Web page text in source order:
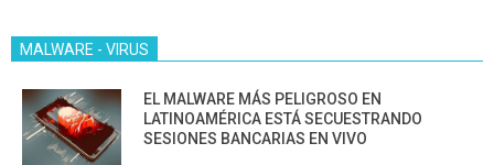
MALWARE - VIRUS
EL MALWARE MÁS PELIGROSO EN
LATINOAMÉRICA ESTÁ SECUESTRANDO
SESIONES BANCARIAS EN VIVO